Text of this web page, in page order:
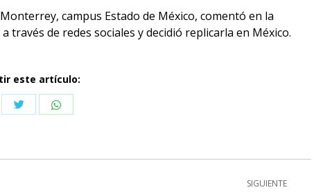
campus Estado de México, comentó en la
través de redes sociales y decidió replicarla en México.
este artículo:
CompartirCompartir
SIGUIENTE